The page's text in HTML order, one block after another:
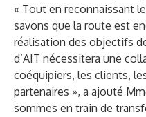
« Tout en reconnaissant
savons que la route est
réalisation des objectifs
d’AIT nécessitera une
coéquipiers, les clients,
partenaires », a ajouté
sommes en train de